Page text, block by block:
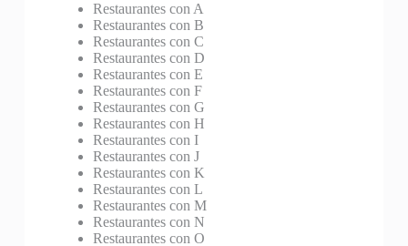
Restaurantes con A
Restaurantes con B
Restaurantes con C
Restaurantes con D
Restaurantes con E
Restaurantes con F
Restaurantes con G
Restaurantes con H
Restaurantes con I
Restaurantes con J
Restaurantes con K
Restaurantes con L
Restaurantes con M
Restaurantes con N
Restaurantes con O